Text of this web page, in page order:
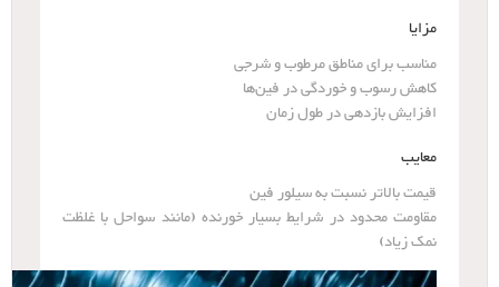
مزایا
مناسب برای مناطق مرطوب و شرجی
کاهش رسوب و خوردگی در فین‌ها
افزایش بازدهی در طول زمان
معایب
قیمت بالاتر نسبت به سیلور فین
مقاومت محدود در شرایط بسیار خورنده (مانند سواحل با غلظت
نمک زیاد)